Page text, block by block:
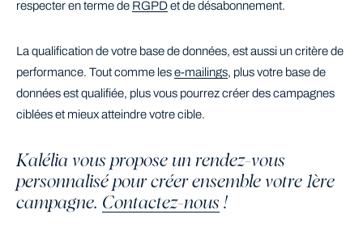
respecter en terme de RGPDet de désabonnement.
La qualification de votre base de données, est aussi un critère de
performance. Tout comme lese-mailings, plus votre base de
données est qualifiée, plus vous pourrez créer des campagnes
ciblées et mieux atteindre votre cible.
Kalélia vous propose un rendez-vous
personnalisé pour créer ensemble votre 1ère
campagne. Contactez-nous !